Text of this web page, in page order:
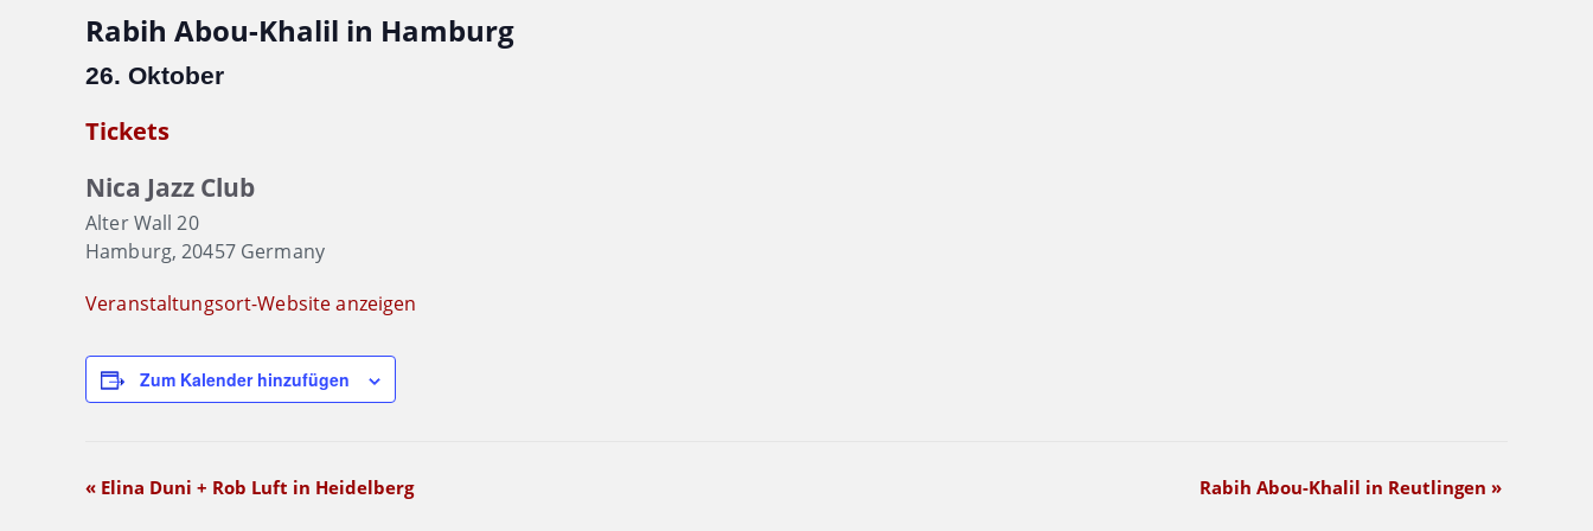
Rabih Abou-Khalil in Hamburg
26. Oktober
Tickets
Nica Jazz Club
Alter Wall 20
Hamburg, 20457 Germany
Veranstaltungsort-Website anzeigen
Zum Kalender hinzufügen
Veranstaltung-
« Elina Duni + Rob Luft in Heidelberg Rabih Abou-Khalil in Reutlingen »